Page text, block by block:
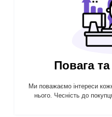
Повага та
Ми поважаємо інтереси
нього. Чесність до